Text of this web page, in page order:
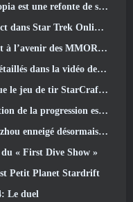
style Alice au pays des merveilles
nouvelle version du Nobel Intel Battlecruiser
des MMORPG?
la vidéo des développeurs
monde ouvert pourrait être une réalité
désormais disponible dans NosTale
avec la sortie de la version 1.5
« First Dive Show »
Petit Planet Stardrift
Le duel